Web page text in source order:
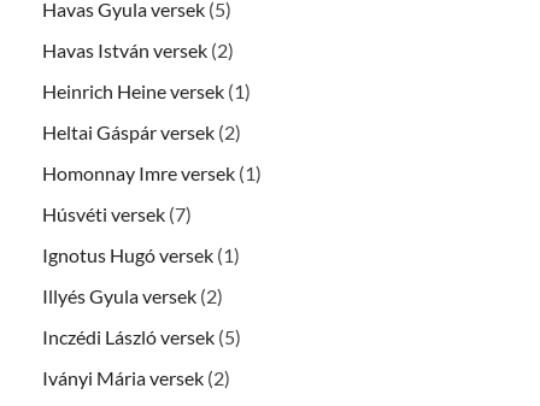
Havas Gyula versek (5)
Havas István versek (2)
Heinrich Heine versek (1)
Heltai Gáspár versek (2)
Homonnay Imre versek (1)
Húsvéti versek (7)
Ignotus Hugó versek (1)
Illyés Gyula versek (2)
Inczédi László versek (5)
Iványi Mária versek (2)